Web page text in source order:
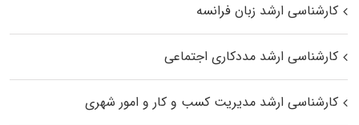
کارشناسی ارشد زبان فرانسه
کارشناسی ارشد مددکاری اجتماعی
کارشناسی ارشد مدیریت کسب و کار و امور شهری